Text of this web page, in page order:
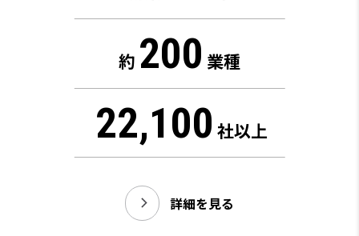
約 200 業種
22,100 社以上
詳細を見る